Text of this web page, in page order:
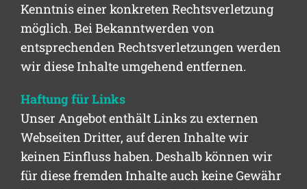
Kenntnis einer konkreten Rechtsverletzung
möglich. Bei Bekanntwerden von
entsprechenden Rechtsverletzungen werden
wir diese Inhalte umgehend entfernen.
Haftung für Links
Unser Angebot enthält Links zu externen
Webseiten Dritter, auf deren Inhalte wir
keinen Einfluss haben. Deshalb können wir
für diese fremden Inhalte auch keine Gewähr